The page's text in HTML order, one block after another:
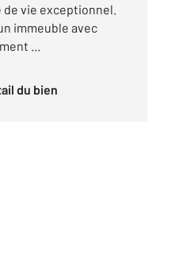
vie exceptionnel.
immeuble avec
...
du bien